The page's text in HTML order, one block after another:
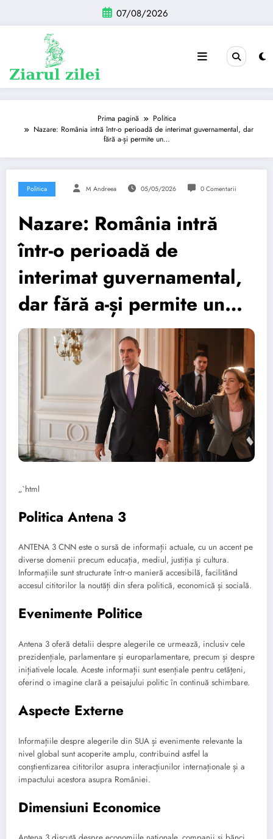
conținut
07/08/2026
Prima pagină
Politica
Nazare: România intră într-o perioadă de interimat guvernamental, dar
fără a-și permite un…
Politica M Andreea 05/05/2026 0 Comentarii
Nazare: România intră
într-o perioadă de
interimat guvernamental,
dar fără a-și permite un…
„`html
Politica Antena 3
ANTENA 3 CNN este o sursă de informații actuale, cu un accent pe
diverse domenii precum educația, mediul, justiția și cultura.
Informațiile sunt structurate într-o manieră accesibilă, facilitând
accesul cititorilor la noutăți din sfera politică, economică și socială.
Evenimente Politice
Antena 3 oferă detalii despre alegerile ce urmează, inclusiv cele
prezidențiale, parlamentare și europarlamentare, precum și despre
inițiativele locale. Aceste informații sunt esențiale pentru cetățeni,
oferind o imagine clară a peisajului politic în continuă schimbare.
Aspecte Externe
Informațiile despre alegerile din SUA și evenimente relevante la
nivel global sunt acoperite amplu, contribuind astfel la
conștientizarea cititorilor asupra interacțiunilor internaționale și a
impactului acestora asupra României.
Dimensiuni Economice